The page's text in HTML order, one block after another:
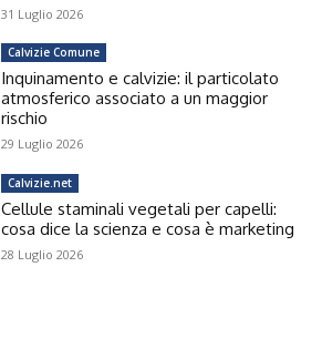
31 Luglio 2026
Calvizie Comune
Inquinamento e calvizie: il particolato
atmosferico associato a un maggior
rischio
29 Luglio 2026
Calvizie.net
Cellule staminali vegetali per capelli:
cosa dice la scienza e cosa è marketing
28 Luglio 2026